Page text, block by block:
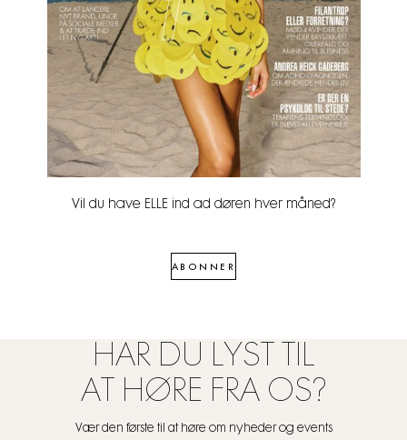
Vil du have ELLE ind ad døren hver måned?
ABONNER
HAR DU LYST TIL
AT HØRE FRA OS?
Vær den første til at høre om nyheder og events